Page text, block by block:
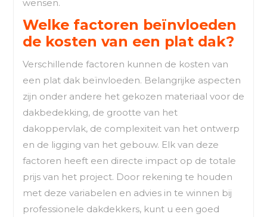
wensen.
Welke factoren beïnvloeden
de kosten van een plat dak?
Verschillende factoren kunnen de kosten van
een plat dak beïnvloeden. Belangrijke aspecten
zijn onder andere het gekozen materiaal voor de
dakbedekking, de grootte van het
dakoppervlak, de complexiteit van het ontwerp
en de ligging van het gebouw. Elk van deze
factoren heeft een directe impact op de totale
prijs van het project. Door rekening te houden
met deze variabelen en advies in te winnen bij
professionele dakdekkers, kunt u een goed